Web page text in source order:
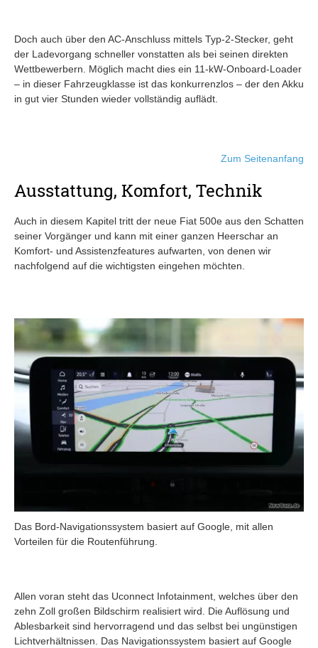
Doch auch über den AC-Anschluss mittels Typ-2-Stecker, geht
der Ladevorgang schneller vonstatten als bei seinen direkten
Wettbewerbern. Möglich macht dies ein 11-kW-Onboard-Loader
– in dieser Fahrzeugklasse ist das konkurrenzlos – der den Akku
in gut vier Stunden wieder vollständig auflädt.
Zum Seitenanfang
Ausstattung, Komfort, Technik
Auch in diesem Kapitel tritt der neue Fiat 500e aus den Schatten
seiner Vorgänger und kann mit einer ganzen Heerschar an
Komfort- und Assistenzfeatures aufwarten, von denen wir
nachfolgend auf die wichtigsten eingehen möchten.
Das Bord-Navigationssystem basiert auf Google, mit allen
Vorteilen für die Routenführung.
Allen voran steht das Uconnect Infotainment, welches über den
zehn Zoll großen Bildschirm realisiert wird. Die Auflösung und
Ablesbarkeit sind hervorragend und das selbst bei ungünstigen
Lichtverhältnissen. Das Navigationssystem basiert auf Google